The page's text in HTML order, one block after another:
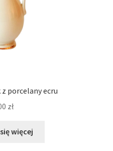
z porcelany ecru
zł
więcej